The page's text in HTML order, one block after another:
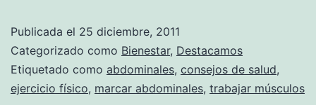
Publicada el 25 diciembre, 2011
Categorizado como Bienestar, Destacamos
Etiquetado como abdominales, consejos de salud,
ejercicio físico, marcar abdominales, trabajar músculos